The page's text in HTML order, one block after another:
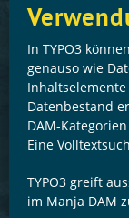
In TYPO3
genauso wie
Datenbestand
DAM-
Eine
TYPO3 greift
im Manja DAM